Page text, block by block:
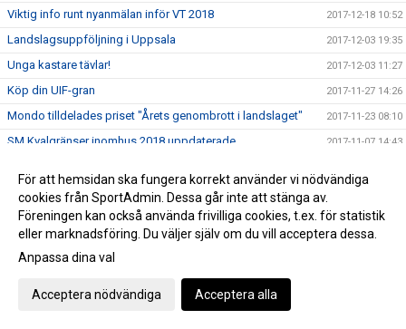
Viktig info runt nyanmälan inför VT 2018 2017-12-18 10:52
Landslagsuppföljning i Uppsala 2017-12-03 19:35
Unga kastare tävlar! 2017-12-03 11:27
Köp din UIF-gran 2017-11-27 14:26
Mondo tilldelades priset "Årets genombrott i landslaget" 2017-11-23 08:10
SM Kvalgränser inomhus 2018 uppdaterade 2017-11-07 14:43
Följ UIFare på friidrott.se
En av Sveriges bästa häcklöperskor till Upsala IF Friidrott 2017-11-01 11:05
Folksams Vårdkostnadsförsäkring
Castorama: Bara spurten kvar nu!
Coach Myggan i Sarajevo - Vad en morgonjogg kan ge…
För att hemsidan ska fungera korrekt använder vi nödvändiga
cookies från SportAdmin. Dessa går inte att stänga av.
Föreningen kan också använda frivilliga cookies, t.ex. för statistik
eller marknadsföring. Du väljer själv om du vill acceptera dessa.
Anpassa dina val
Acceptera nödvändiga Acceptera alla